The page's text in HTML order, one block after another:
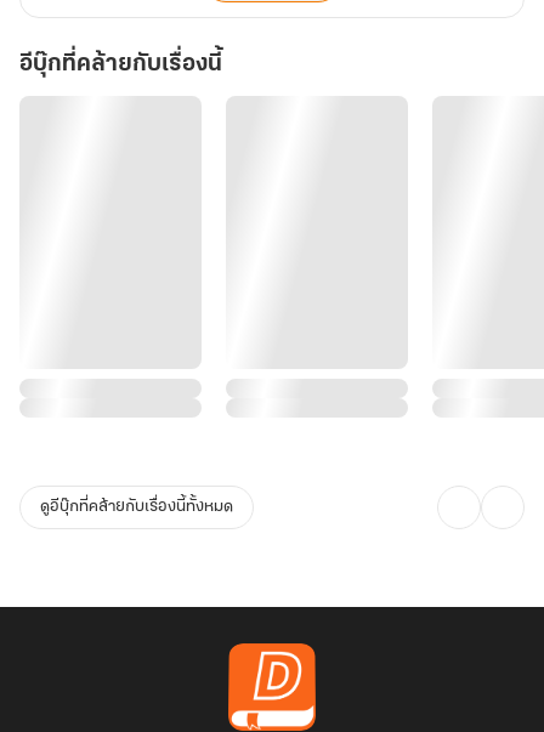
อีบุ๊กที่คล้ายกับเรื่องนี้
ดูอีบุ๊กที่คล้ายกับเรื่องนี้ทั้งหมด